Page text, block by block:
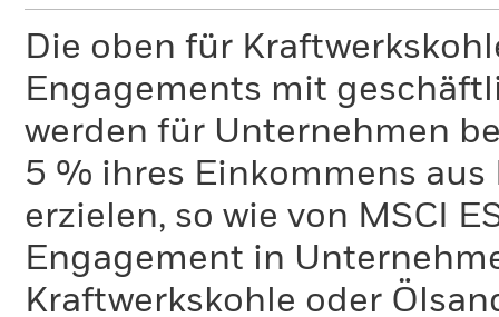
Die oben für
Engagements mit
werden für Unternehmen
5 % ihres Einkommens
erzielen, so wie von MSCI
Engagement in
Kraftwerkskohle oder